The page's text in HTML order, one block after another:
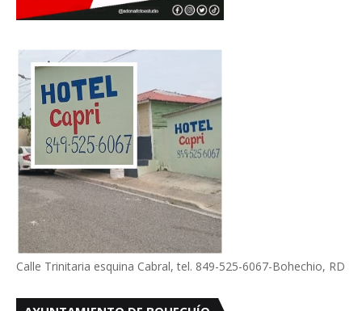
Calle Trinitaria esquina Cabral, tel. 849-525-6067-Bohechio, RD